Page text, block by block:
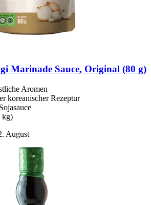
Marinade Sauce, Original (80 g)
Aromen
koreanischer Rezeptur
kg)
August